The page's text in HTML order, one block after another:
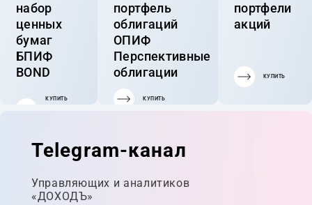
набор
ценных
бумаг
БПИФ
BOND
КУПИТЬ
портфель
облигаций
ОПИФ
Перспективные
облигации
КУПИТЬ
портфели
акций
КУПИТЬ
Telegram-канал
Управляющих и аналитиков
«ДОХОДЪ»